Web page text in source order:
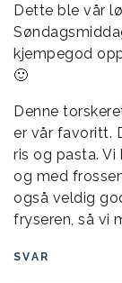
Dette ble vår
kjempegod
🙂
Denne
er vår favoritt.
ris og pasta.
og med
også veldig
fryseren, så vi
SVAR